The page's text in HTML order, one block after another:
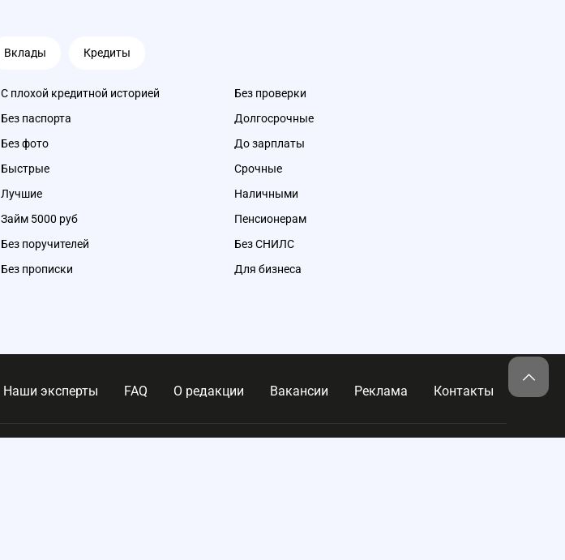
Вклады Кредиты
С плохой кредитной историей
Без паспорта
Без фото
Быстрые
Лучшие
Займ 5000 руб
Без поручителей
Без прописки
Без проверки
Долгосрочные
До зарплаты
Срочные
Наличными
Пенсионерам
Без СНИЛС
Для бизнеса
Наши эксперты FAQ О редакции Вакансии Реклама Контакты